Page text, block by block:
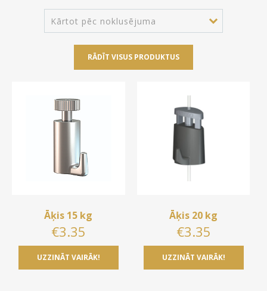
Iznomājam gleznu rāmjus fotosesijām
Akcijas
Gatavie metāla rāmji
Gleznu piekāršanas sistēmas
Metāla rāmji
Paveiktais
Uzstādīšana – video
Piegāde un apmaksa
Kārtot pēc noklusējuma
RĀDĪT VISUS PRODUKTUS
Āķis 15 kg
€3.35
UZZINĀT VAIRĀK!
Āķis 20 kg
€3.35
UZZINĀT VAIRĀK!